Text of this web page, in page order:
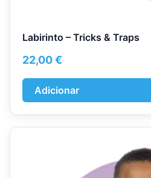
Labirinto – Tricks & Traps
22,00€
Adicionar